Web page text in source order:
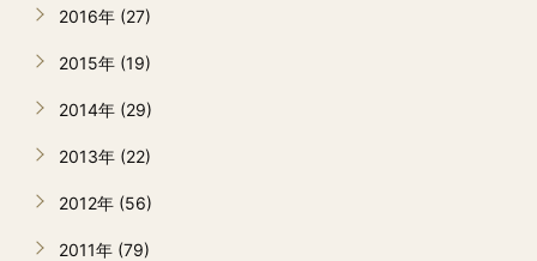
2016年 (27)
2015年 (19)
2014年 (29)
2013年 (22)
2012年 (56)
2011年 (79)